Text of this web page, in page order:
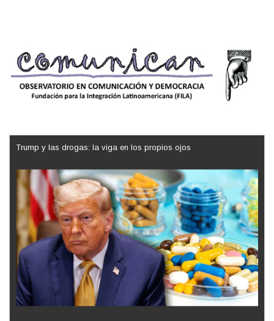
Trump y las drogas: la viga en los propios ojos